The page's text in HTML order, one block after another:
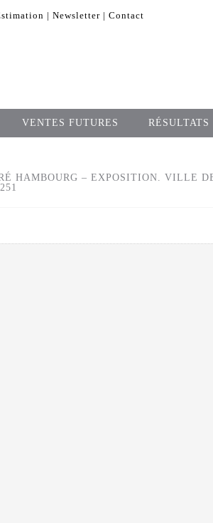
| Newsletter | Contact
VENTES FUTURES RÉSULTATS
HAMBOURG – EXPOSITION. VILLE